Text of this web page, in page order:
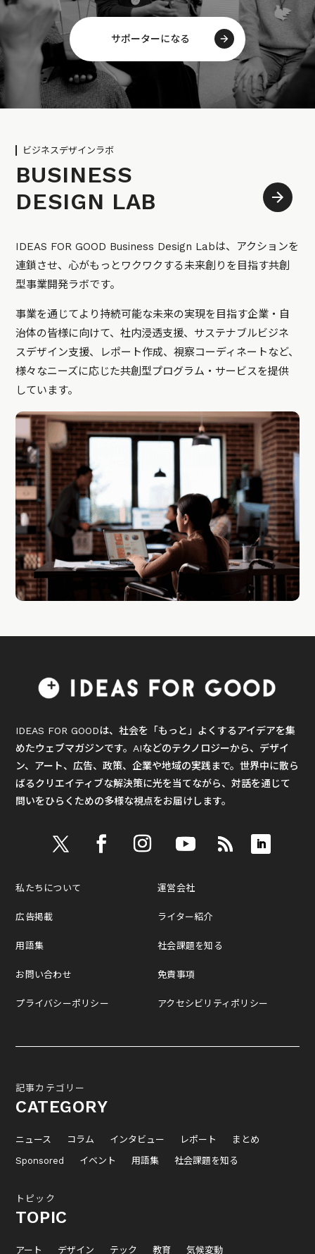
サポーターになる
ビジネスデザインラボ
BUSINESS
DESIGN LAB
IDEAS FOR GOOD Business Design Labは、アクションを
連鎖させ、心がもっとワクワクする未来創りを目指す共創
型事業開発ラボです。
事業を通じてより持続可能な未来の実現を目指す企業・自
治体の皆様に向けて、社内浸透支援、サステナブルビジネ
スデザイン支援、レポート作成、視察コーディネートなど、
様々なニーズに応じた共創型プログラム・サービスを提供
しています。
IDEAS FOR GOODは、社会を「もっと」よくするアイデアを集
めたウェブマガジンです。AIなどのテクノロジーから、デザイ
ン、アート、広告、政策、企業や地域の実践まで。世界中に散ら
ばるクリエイティブな解決策に光を当てながら、対話を通じて
問いをひらくための多様な視点をお届けします。
私たちについて
広告掲載
用語集
お問い合わせ
プライバシーポリシー
運営会社
ライター紹介
社会課題を知る
免責事項
アクセシビリティポリシー
記事カテゴリー
CATEGORY
ニュース コラム インタビュー レポート
まとめ
Sponsored
イベント 用語集 社会課題を知る
トピック
TOPIC
アート デザイン テック 教育 気候変動